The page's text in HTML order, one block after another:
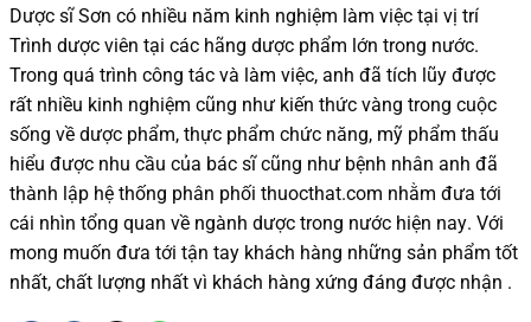
Dược sĩSơn có nhiều năm kinh nghiệm làm việc tại vị trí
Trình dược viên tại các hãng dược phẩm lớn trong nước.
Trong quá trình công tác và làm việc, anh đã tích lũy được
rất nhiều kinh nghiệm cũng như kiến thức vàng trong cuộc
sống về dược phẩm, thực phẩm chức năng, mỹ phẩm thấu
hiểu được nhu cầu của bác sĩcũng như bệnh nhân anh đã
thành lập hệ thống phân phối thuocthat.com nhằm đưa tới
cái nhìn tổng quan về ngành dược trong nước hiện nay. Với
mong muốn đưa tới tận tay khách hàng những sản phẩm tốt
nhất, chất lượng nhất vì khách hàng xứng đáng được nhận .